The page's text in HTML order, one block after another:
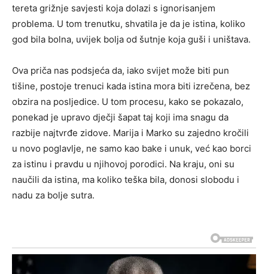
tereta grižnje savjesti koja dolazi s ignorisanjem
problema. U tom trenutku, shvatila je da je istina, koliko
god bila bolna, uvijek bolja od šutnje koja guši i uništava.
Ova priča nas podsjeća da, iako svijet može biti pun
tišine, postoje trenuci kada istina mora biti izrečena, bez
obzira na posljedice. U tom procesu, kako se pokazalo,
ponekad je upravo dječji šapat taj koji ima snagu da
razbije najtvrđe zidove. Marija i Marko su zajedno kročili
u novo poglavlje, ne samo kao bake i unuk, već kao borci
za istinu i pravdu u njihovoj porodici. Na kraju, oni su
naučili da istina, ma koliko teška bila, donosi slobodu i
nadu za bolje sutra.